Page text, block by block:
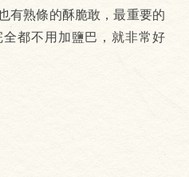
有熟條的酥脆敢，最重要的
都不用加鹽巴，就非常好